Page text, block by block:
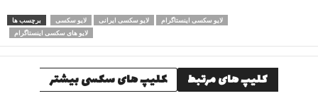
برچسب ها لایو سکسی لایو سکسی ایرانی
لایو سکسی اینستاگرام
لایو های سکسی اینستاگرام
کلیپ های مرتبط کلیپ های سکسی بیشتر